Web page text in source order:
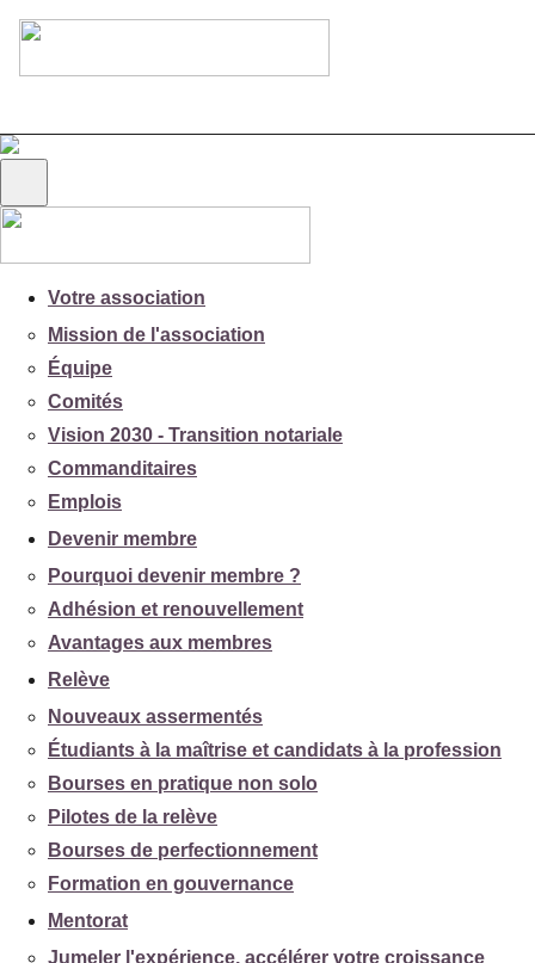
Votre association
Mission de l'association
Équipe
Comités
Vision 2030 - Transition notariale
Commanditaires
Emplois
Devenir membre
Pourquoi devenir membre ?
Adhésion et renouvellement
Avantages aux membres
Relève
Nouveaux assermentés
Étudiants à la maîtrise et candidats à la profession
Bourses en pratique non solo
Pilotes de la relève
Bourses de perfectionnement
Formation en gouvernance
Mentorat
Jumeler l'expérience, accélérer votre croissance